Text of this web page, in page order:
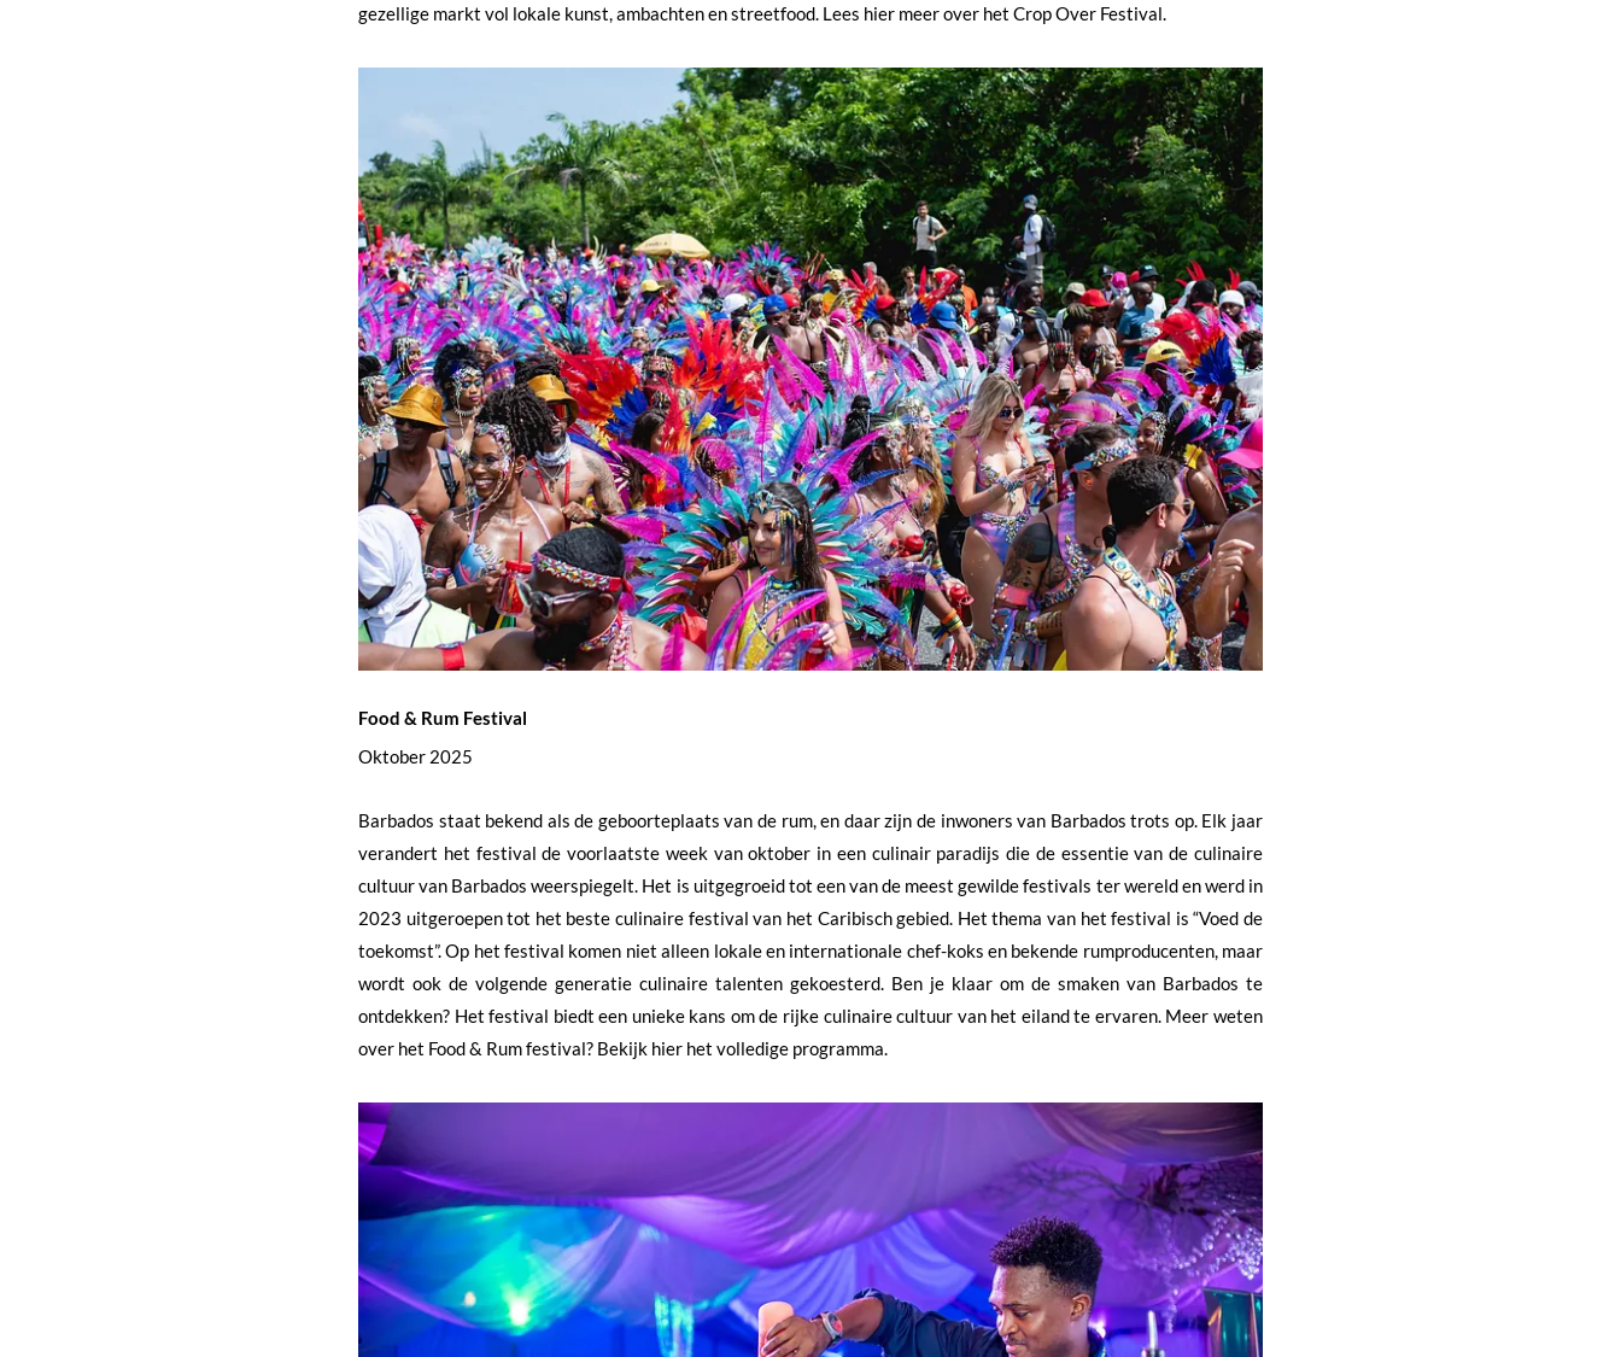
gezellige markt vol lokale kunst, ambachten en streetfood. Lees hier meer over het Crop Over Festival.
Food & Rum Festival
Oktober 2025
Barbados staat bekend als de geboorteplaats van de rum, en daar zijn de inwoners van Barbados trots op. Elk jaar
verandert het festival de voorlaatste week van oktober in een culinair paradijs die de essentie van de culinaire
cultuur van Barbados weerspiegelt. Het is uitgegroeid tot een van de meest gewilde festivals ter wereld en werd in
2023 uitgeroepen tot het beste culinaire festival van het Caribisch gebied. Het thema van het festival is “Voed de
toekomst”. Op het festival komen niet alleen lokale en internationale chef-koks en bekende rumproducenten, maar
wordt ook de volgende generatie culinaire talenten gekoesterd. Ben je klaar om de smaken van Barbados te
ontdekken? Het festival biedt een unieke kans om de rijke culinaire cultuur van het eiland te ervaren. Meer weten
over het Food & Rum festival? Bekijk hier het volledige programma.